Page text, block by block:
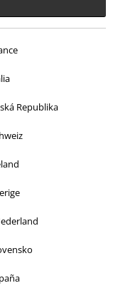
Republika
tedy nemají